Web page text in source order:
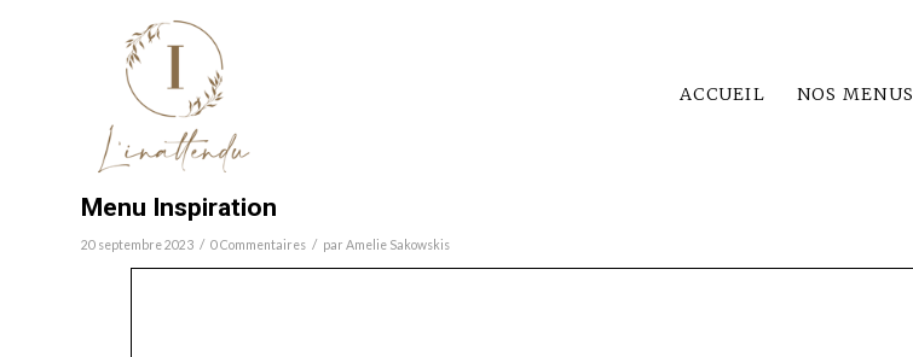
ACCUEIL NOS MENUS
Menu Inspiration
20 septembre 2023 / 0 Commentaires / par Amelie Sakowskis